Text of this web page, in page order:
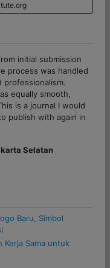
untuk admin CV Literasi
responsif, dan sangat
juga lancar, sangat
dijawab dengan jelas.
tim Literasi Indonesia!
Khoiriyyah - Lampung
Next
Baru, Simbol
Kerja Sama untuk